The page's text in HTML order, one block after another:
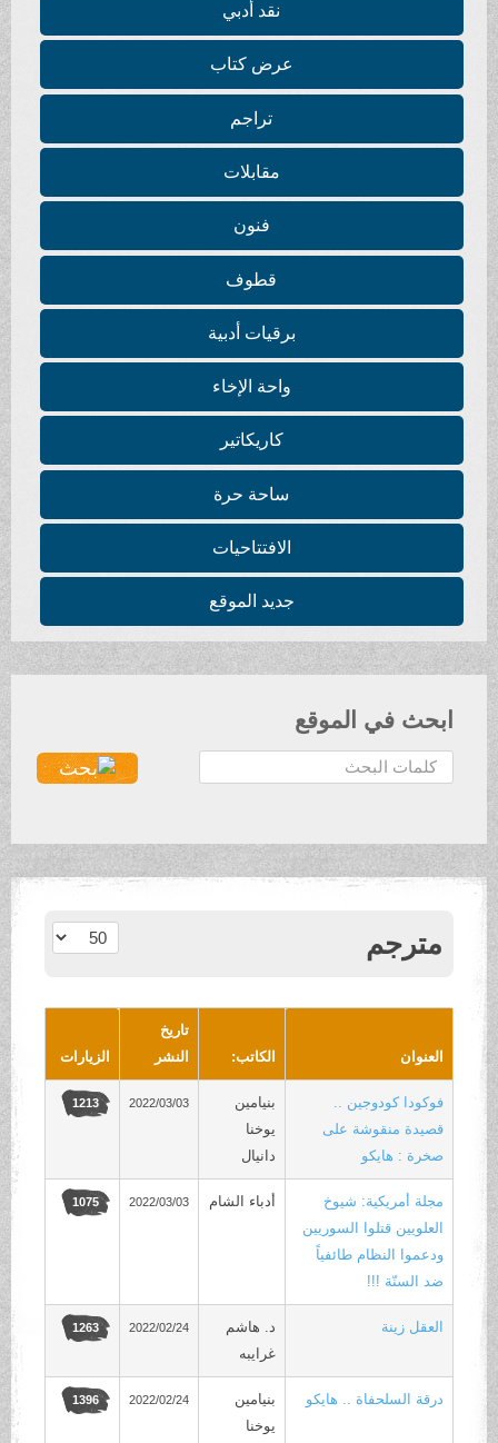
نقد أدبي
عرض كتاب
تراجم
مقابلات
فنون
قطوف
برقيات أدبية
واحة الإخاء
كاريكاتير
ساحة حرة
الافتتاحيات
جديد الموقع
ابحث في الموقع
ح
ث
.
مترجم عدد الإظهارات:
العنوان الكاتب:
تاريخ
النشر
الزيارات
فوكودا كودوجين ..
قصيدة منقوشة على
صخرة : هايكو
بنيامين
يوخنا
دانيال
2022/03/03
1213
مجلة أمريكية: شيوخ
العلويين قتلوا السوريين
ودعموا النظام طائفياً
ضد السنّة !!!
أدباء الشام 2022/03/03
1075
العقل زينة
د. هاشم
غرايبه
2022/02/24
1263
درقة السلحفاة .. هايكو
بنيامين
يوخنا
2022/02/24
1396